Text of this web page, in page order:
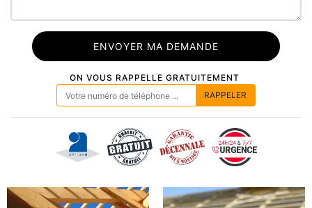
ON VOUS RAPPELLE GRATUITEMENT